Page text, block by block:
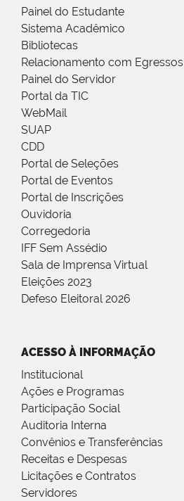
Painel do Estudante
Sistema Acadêmico
Bibliotecas
Relacionamento com Egressos
Painel do Servidor
Portal da TIC
WebMail
SUAP
CDD
Portal de Seleções
Portal de Eventos
Portal de Inscrições
Ouvidoria
Corregedoria
IFF Sem Assédio
Sala de Imprensa Virtual
Eleições 2023
Defeso Eleitoral 2026
ACESSO À INFORMAÇÃO
Institucional
Ações e Programas
Participação Social
Auditoria Interna
Convênios e Transferências
Receitas e Despesas
Licitações e Contratos
Servidores